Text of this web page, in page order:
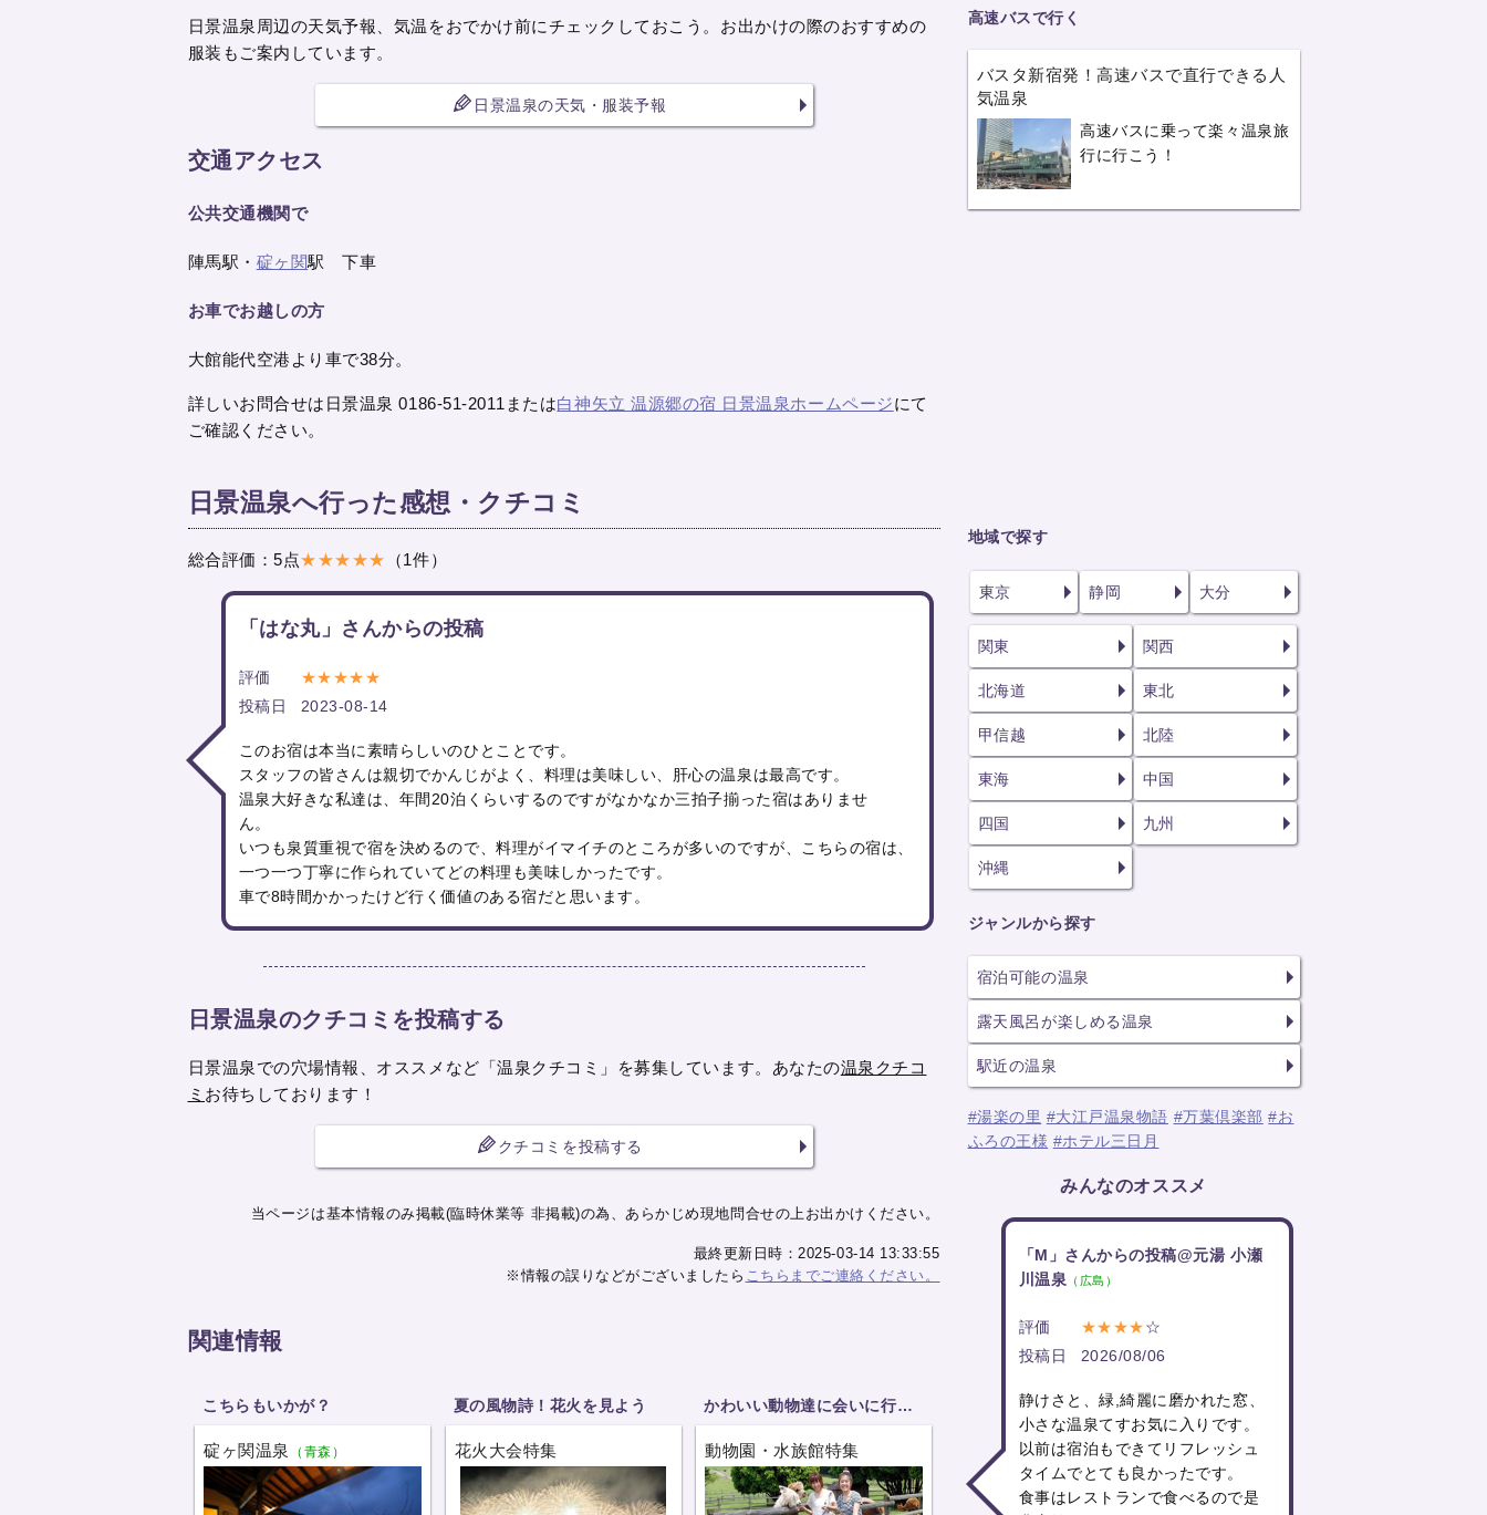
日景温泉周辺の天気予報、気温をおでかけ前にチェックしておこう。お出かけの際のおすすめの
服装もご案内しています。
日景温泉の天気・服装予報
交通アクセス
公共交通機関で
陣馬駅・ 碇ヶ関駅 下車
お車でお越しの方
大館能代空港より車で38分。
詳しいお問合せは日景温泉 0186-51-2011または白神矢立 温源郷の宿 日景温泉ホームページにて
ご確認ください。
日景温泉へ行った感想・クチコミ
総合評価：5点★★★★★ （1件）
「はな丸」さんからの投稿
評価
★★★★★
投稿日
2023-08-14
このお宿は本当に素晴らしいのひとことです。
スタッフの皆さんは親切でかんじがよく、料理は美味しい、肝心の温泉は最高です。
温泉大好きな私達は、年間20泊くらいするのですがなかなか三拍子揃った宿はありませ
ん。
いつも泉質重視で宿を決めるので、料理がイマイチのところが多いのですが、こちらの宿は、
一つ一つ丁寧に作られていてどの料理も美味しかったです。
車で8時間かかったけど行く価値のある宿だと思います。
日景温泉のクチコミを投稿する
日景温泉での穴場情報、オススメなど「温泉クチコミ」を募集しています。あなたの温泉クチコ
ミ お待ちしております！
クチコミを投稿する
当ページは基本情報のみ掲載(臨時休業等 非掲載)の為、あらかじめ現地問合せの上お出かけください。
最終更新日時：2025-03-14 13:33:55
※情報の誤りなどがございましたら こちらまでご連絡ください。
関連情報
こちらもいかが？
碇ヶ関温泉 （青森）
夏の風物詩！花火を見よう
花火大会特集
かわいい動物達に会いに行こう
動物園・水族館特集
高速バスで行く
バスタ新宿発！高速バスで直行できる人
気温泉
高速バスに乗って楽々温泉旅
行に行こう！
地域で探す
東京 静岡 大分
関東 関西
北海道 東北
甲信越 北陸
東海 中国
四国 九州
沖縄
ジャンルから探す
宿泊可能の温泉
露天風呂が楽しめる温泉
駅近の温泉
#湯楽の里 #大江戸温泉物語 #万葉倶楽部 #お
ふろの王様 #ホテル三日月
みんなのオススメ
「M」さんからの投稿@元湯 小瀬
川温泉 （広島）
評価 ★★★★☆
投稿日
2026/08/06
静けさと、緑,綺麗に磨かれた窓、
小さな温泉てすお気に入りです。
以前は宿泊もできてリフレッシュ
タイムでとても良かったです。
食事はレストランで食べるので是